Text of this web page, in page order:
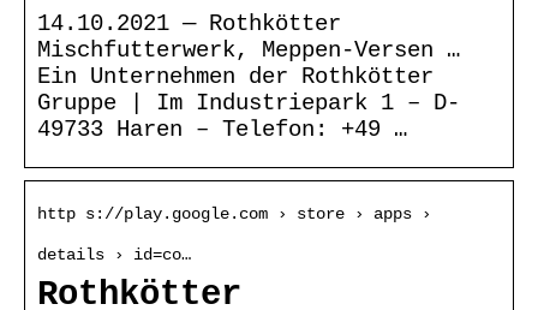
14.10.2021 — Rothkötter
Mischfutterwerk, Meppen-Versen …
Ein Unternehmen der Rothkötter
Gruppe | Im Industriepark 1 – D-
49733 Haren – Telefon: +49 …
http s://play.google.com › store › apps ›
details › id=co…
Rothkötter